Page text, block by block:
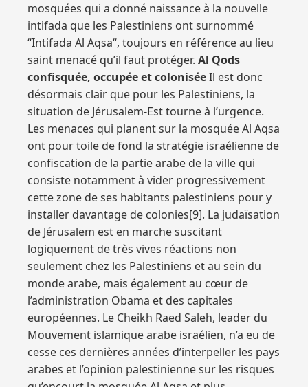
mosquées qui a donné naissance à la nouvelle
intifada que les Palestiniens ont surnommé
“Intifada Al Aqsa“, toujours en référence au lieu
saint menacé qu’il faut protéger. Al Qods
confisquée, occupée et coloniséeIl est donc
désormais clair que pour les Palestiniens, la
situation de Jérusalem-Est tourne à l’urgence.
Les menaces qui planent sur la mosquée Al Aqsa
ont pour toile de fond la stratégie israélienne de
confiscation de la partie arabe de la ville qui
consiste notamment à vider progressivement
cette zone de ses habitants palestiniens pour y
installer davantage de colonies[9]. La judaïsation
de Jérusalem est en marche suscitant
logiquement de très vives réactions non
seulement chez les Palestiniens et au sein du
monde arabe, mais également au cœur de
l’administration Obama et des capitales
européennes. Le Cheikh Raed Saleh, leader du
Mouvement islamique arabe israélien, n’a eu de
cesse ces dernières années d’interpeller les pays
arabes et l’opinion palestinienne sur les risques